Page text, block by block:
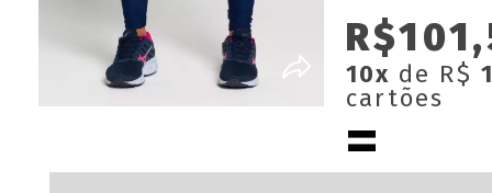
10x de R$
cartões